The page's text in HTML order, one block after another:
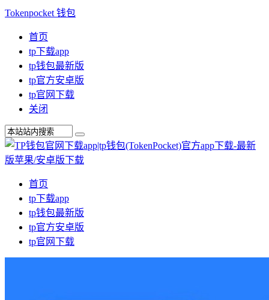
Tokenpocket 钱包
首页
tp下载app
tp钱包最新版
tp官方安卓版
tp官网下载
关闭
首页
tp下载app
tp钱包最新版
tp官方安卓版
tp官网下载